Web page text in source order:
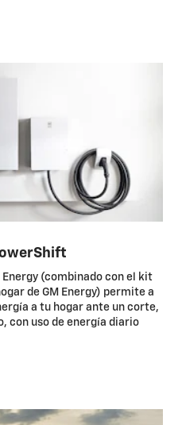
(combinado con el kit
de GM Energy) permite a
a tu hogar ante un corte,
con uso de energía diario